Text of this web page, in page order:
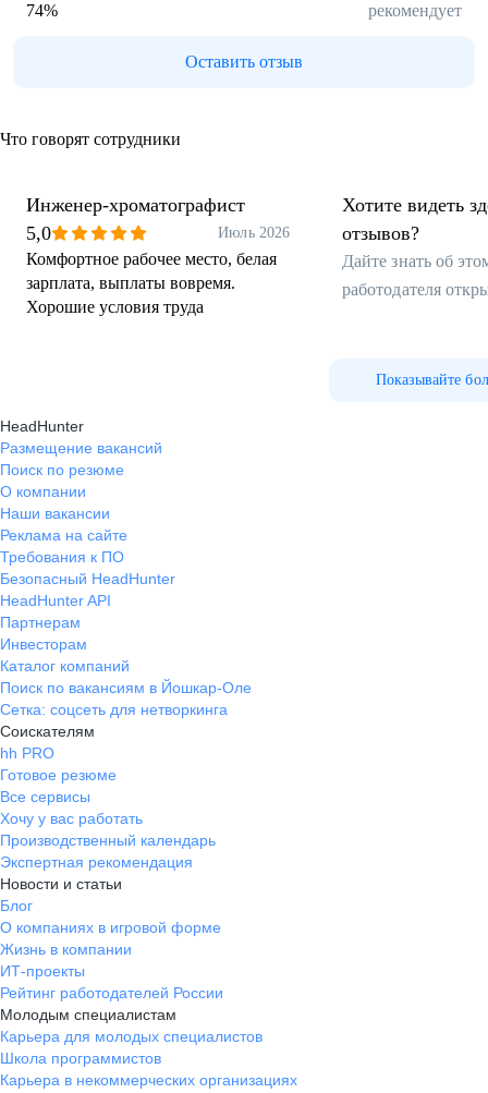
74% рекомендует
Оставить отзыв
Что говорят сотрудники
Инженер-хроматографист
5,0
Июль 2026
Комфортное рабочее место, белая
зарплата, выплаты вовремя.
Хорошие условия труда
Хотите видеть
отзывов?
Дайте знать об
работодателя
Показывайте
HeadHunter
Размещение вакансий
Поиск по резюме
О компании
Наши вакансии
Реклама на сайте
Требования к ПО
Безопасный HeadHunter
HeadHunter API
Партнерам
Инвесторам
Каталог компаний
Поиск по вакансиям в Йошкар-Оле
Сетка: соцсеть для нетворкинга
Соискателям
hh PRO
Готовое резюме
Все сервисы
Хочу у вас работать
Производственный календарь
Экспертная рекомендация
Новости и статьи
Блог
О компаниях в игровой форме
Жизнь в компании
ИТ-проекты
Рейтинг работодателей России
Молодым специалистам
Карьера для молодых специалистов
Школа программистов
Карьера в некоммерческих организациях